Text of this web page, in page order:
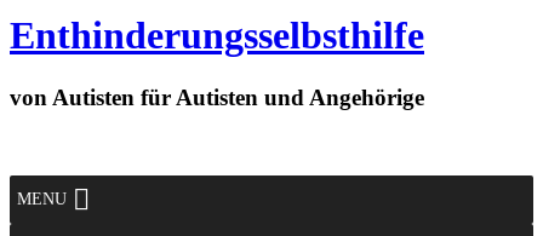
Enthinderungsselbsthilfe
von Autisten für Autisten und Angehörige
MENU